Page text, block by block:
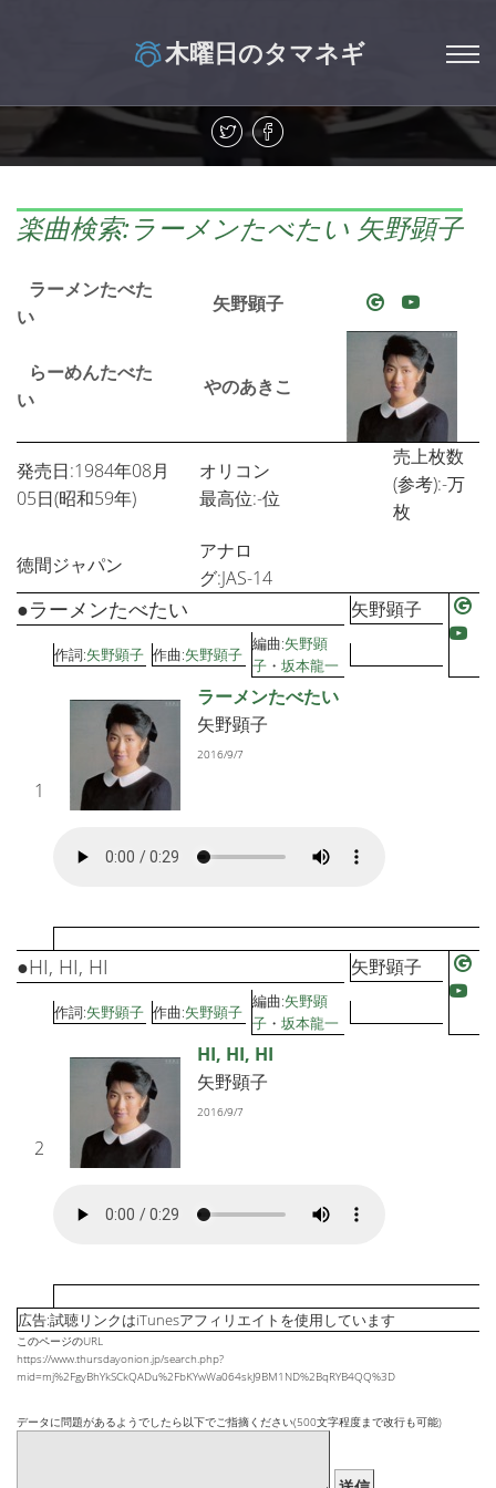
木曜日のタマネギ
楽曲検索:ラーメンたべたい 矢野顕子
ラーメンたべた
い
矢野顕子
らーめんたべた
い
やのあきこ
発売日:1984年08月
05日(昭和59年)
オリコン
最高位:-位
売上枚数
(参考):-万
枚
徳間ジャパン
アナロ
グ:JAS-14
1
●ラーメンたべたい 矢野顕子
作詞:矢野顕子 作曲:矢野顕子
編曲:矢野顕
子・ 坂本龍一
ラーメンたべたい
矢野顕子
2016/9/7
2
●HI, HI, HI 矢野顕子
作詞:矢野顕子 作曲:矢野顕子
編曲:矢野顕
子・ 坂本龍一
HI, HI, HI
矢野顕子
2016/9/7
広告:試聴リンクはiTunesアフィリエイトを使用しています
このページのURL
https://www.thursdayonion.jp/search.php?
mid=mj%2FgyBhYkSCkQADu%2FbKYwWa064skJ9BM1ND%2BqRYB4QQ%3D
データに問題があるようでしたら以下でご指摘ください(500文字程度まで改行も可能)